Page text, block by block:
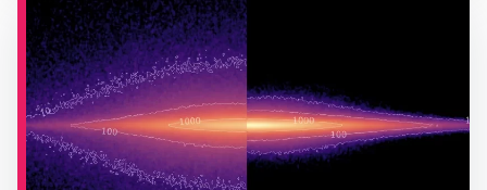
ASTRONOMIJA